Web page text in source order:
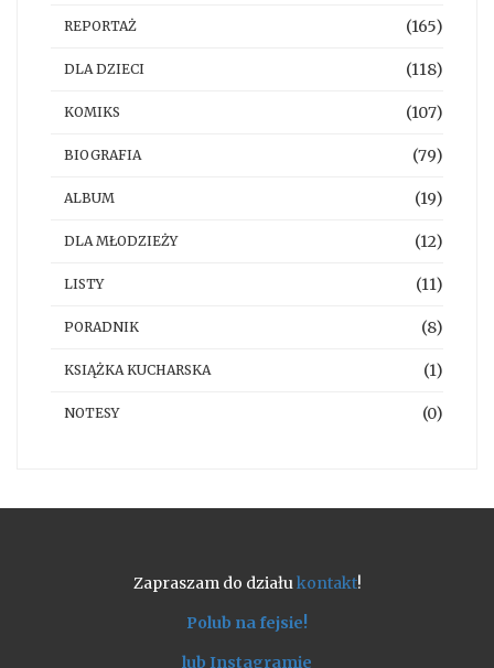
REPORTAŻ (165)
DLA DZIECI (118)
KOMIKS (107)
BIOGRAFIA (79)
ALBUM (19)
DLA MŁODZIEŻY (12)
LISTY (11)
PORADNIK (8)
KSIĄŻKA KUCHARSKA (1)
NOTESY (0)
Zapraszam do działukontakt!
Polub na fejsie!
lub Instagramie